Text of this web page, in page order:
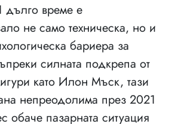
дълго време е
не само техническа, но и
бариера за
силната подкрепа от
като Илон Мъск, тази
непреодолима през 2021
обаче пазарната ситуация